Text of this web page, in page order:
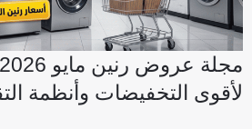
لأقوى التخفيضات وأنظمة